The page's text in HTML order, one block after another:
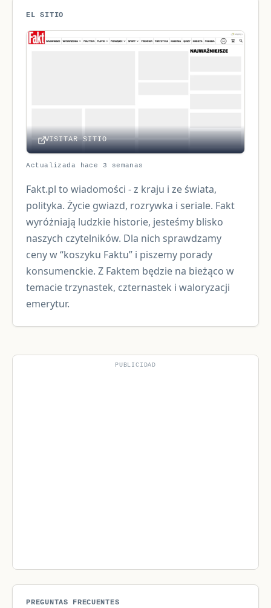
EL SITIO
VISITAR SITIO
Actualizada hace 3 semanas
Fakt.pl to wiadomości - z kraju i ze świata,
polityka. Życie gwiazd, rozrywka i seriale. Fakt
wyróżniają ludzkie historie, jesteśmy blisko
naszych czytelników. Dla nich sprawdzamy
ceny w “koszyku Faktu” i piszemy porady
konsumenckie. Z Faktem będzie na bieżąco w
temacie trzynastek, czternastek i waloryzacji
emerytur.
PUBLICIDAD
PREGUNTAS FRECUENTES